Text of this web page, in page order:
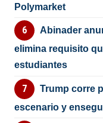
Polymarket
Abinader
elimina requisito
estudiantes
Trump corre
escenario y